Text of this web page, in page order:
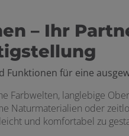
– Ihr
Funktionen für eine
Farbwelten, langlebige
Naturmaterialien oder
und komfortabel zu